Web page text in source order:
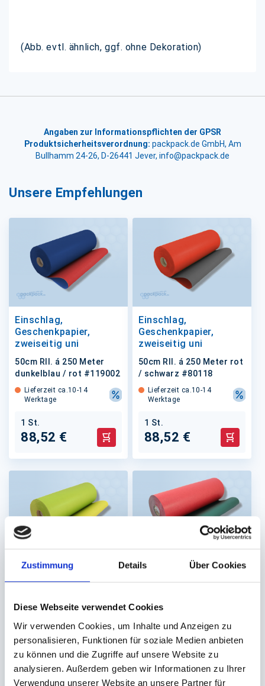
Zustimmung Details Über Cookies
Diese Webseite verwendet Cookies
Wir verwenden Cookies, um Inhalte und Anzeigen zu
personalisieren, Funktionen für soziale Medien anbieten
zu können und die Zugriffe auf unsere Website zu
analysieren. Außerdem geben wir Informationen zu Ihrer
Verwendung unserer Website an unsere Partner für
(Abb. evtl. ähnlich, ggf. ohne Dekoration)
Angaben zur Informationspflichten der GPSR
Produktsicherheitsverordnung: packpack.de GmbH, Am
Bullhamm 24-26, D-26441 Jever, info@packpack.de
Unsere Empfehlungen
Einschlag,
Geschenkpapier,
zweiseitig uni
50cm Rll. á 250 Meter
dunkelblau / rot #119002
Lieferzeit ca.10-14
Werktage
1 St.
88,52 € In den Warenkorb
Einschlag,
Geschenkpapier,
zweiseitig uni
50cm Rll. á 250 Meter rot
/ schwarz #80118
Lieferzeit ca.10-14
Werktage
1 St.
88,52 € In den
Einschlag,
Geschenkpapier,
hellgrün / gelb
Lieferzeit ca.10-14
Werktage
1 St.
Einschlag,
Geschenkpapier,
dunkelgrün / rot
Lieferzeit ca.10-14
Werktage